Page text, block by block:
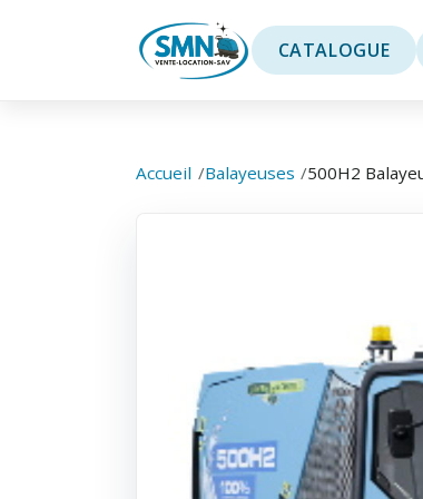
SMN
CATALOGUE
Accueil Balayeuses 500H2